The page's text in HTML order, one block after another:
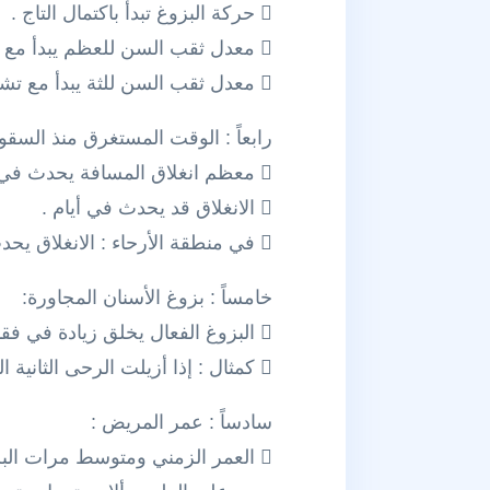
 حركة البزوغ تبدأ باكتمال التاج .
 معدل ثقب السن للعظم يبدأ مع تشكل ثلثي الجذر .
 معدل ثقب السن للثة يبدأ مع تشكل ثلاثة أرباع الجذر .
رابعاً : الوقت المستغرق منذ
 معظم انغلاق المسافة يحدث في غضون 6 أشهر .
 الانغلاق قد يحدث في أيام .
 في منطقة الأرحاء : الانغلاق يحدث بشكل أساسي بالانزياح و ليس بالحركة الجسمية للأسنان.
خامساً : بزوغ الأسنان المجاورة:
 البزوغ الفعال يخلق زيادة في فقدان المسافة .
 كمثال : إذا أزيلت الرحى الثانية المؤقتة خلال بزوغ الرحى الأولى الدائمة فإن انغلاق أكبر للمسافة قابل للحدوث .
سادساً : عمر المريض :
 العمر الزمني ومتوسط مرات البزوغ ليست عوامل مهمة في تخطيط حفظ المسافة .